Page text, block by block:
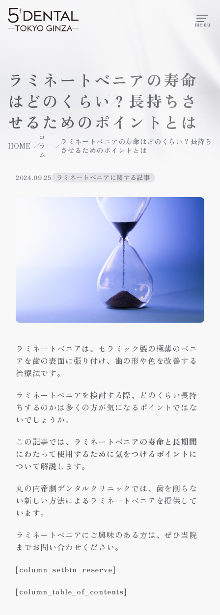
menu
Column
ラミネートベニアの寿命
はどのくらい？長持ちさ
せるためのポイントとは
HOME
コ
ラ
ム
ラミネートベニアの寿命はどのくらい？長持ち
させるためのポイントとは
2024.09.25 ラミネートべニアに関する記事
ラミネートベニアは、セラミック製の極薄のベニ
アを歯の表面に張り付け、歯の形や色を改善する
治療法です。
ラミネートベニアを検討する際、どのくらい長持
ちするのかは多くの方が気になるポイントではな
いでしょうか。
この記事では、 ラミネートベニアの寿命と長期間
にわたって使用するために気をつけるポイントに
ついて解説します。
丸の内帝劇デンタルクリニックでは、歯を削らな
い新しい方法によるラミネートベニアを提供して
います。
ラミネートベニアにご興味のある方は、ぜひ当院
までお問い合わせください。
[column_setbtn_reserve]
[column_table_of_contents]